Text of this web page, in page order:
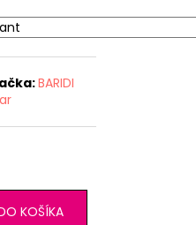
BARIDI
KOŠÍKA